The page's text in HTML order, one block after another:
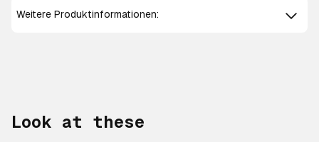
Weitere Produktinformationen:
Look at these